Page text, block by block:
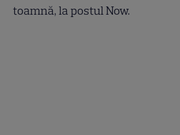
toamnă, la postul Now.